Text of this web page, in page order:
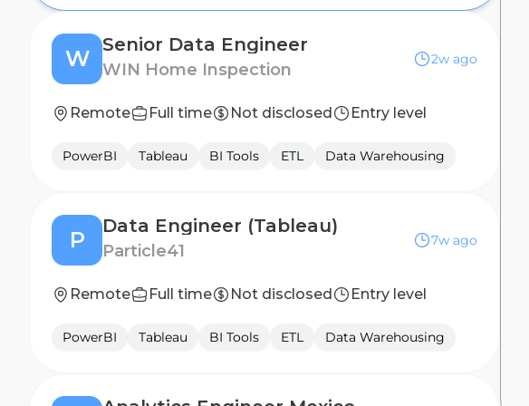
W
Senior Data Engineer
WIN Home Inspection
2w ago
Remote Full time Not disclosed Entry level
PowerBI Tableau BI Tools ETL Data Warehousing
P
Data Engineer (Tableau)
Particle41
7w ago
Remote Full time Not disclosed Entry level
PowerBI Tableau BI Tools ETL Data Warehousing